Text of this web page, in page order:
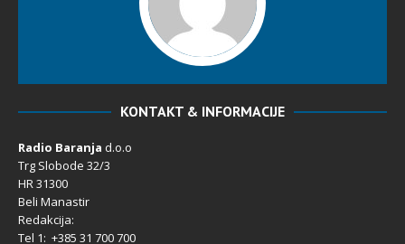
KONTAKT & INFORMACIJE
Radio Baranja d.o.o
Trg Slobode 32/3
HR 31300
Beli Manastir
Redakcija:
Tel 1: +385 31 700 700